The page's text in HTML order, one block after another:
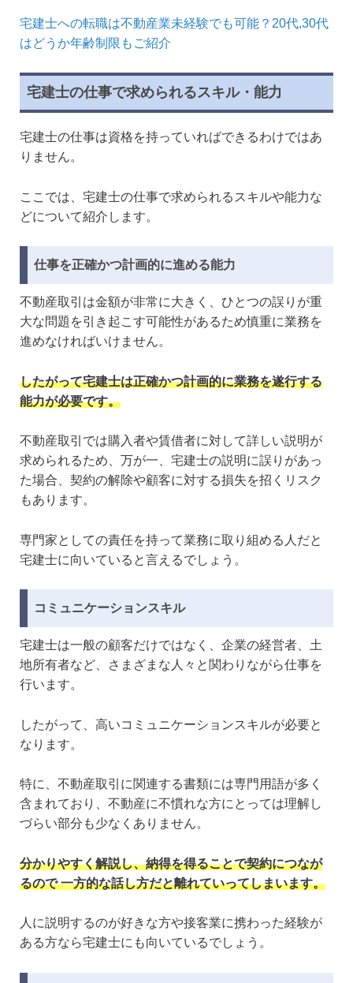
宅建士への転職は不動産業未経験でも可能？20代,30代
はどうか年齢制限もご紹介
宅建士の仕事で求められるスキル・能力
宅建士の仕事は資格を持っていればできるわけではあ
りません。
ここでは、宅建士の仕事で求められるスキルや能力な
どについて紹介します。
仕事を正確かつ計画的に進める能力
不動産取引は金額が非常に大きく、ひとつの誤りが重
大な問題を引き起こす可能性があるため慎重に業務を
進めなければいけません。
したがって宅建士は正確かつ計画的に業務を遂行する
能力が必要です。
不動産取引では購入者や賃借者に対して詳しい説明が
求められるため、万が一、宅建士の説明に誤りがあっ
た場合、契約の解除や顧客に対する損失を招くリスク
もあります。
専門家としての責任を持って業務に取り組める人だと
宅建士に向いていると言えるでしょう。
コミュニケーションスキル
宅建士は一般の顧客だけではなく、企業の経営者、土
地所有者など、さまざまな人々と関わりながら仕事を
行います。
したがって、高いコミュニケーションスキルが必要と
なります。
特に、不動産取引に関連する書類には専門用語が多く
含まれており、不動産に不慣れな方にとっては理解し
づらい部分も少なくありません。
分かりやすく解説し、納得を得ることで契約につなが
るので 一方的な話し方だと離れていってしまいます。
人に説明するのが好きな方や接客業に携わった経験が
ある方なら宅建士にも向いているでしょう。